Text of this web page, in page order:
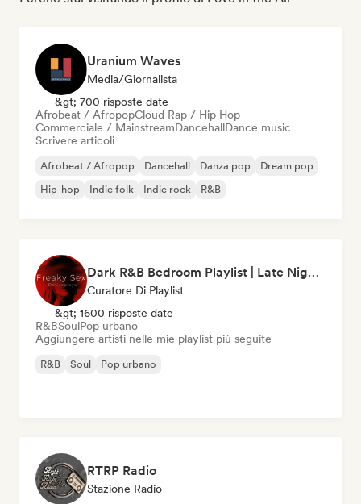
Uranium Waves
Media/Giornalista
&gt; 700 risposte date
Afrobeat / AfropopCloud Rap / Hip Hop
Commerciale / MainstreamDancehallDance music
Scrivere articoli
Afrobeat / Afropop Dancehall Danza pop
Dream pop
Hip-hop
Indie folk Indie rock R&B
Dark R&B Bedroom Playlist | Late Night Sex Songs
Curatore Di Playlist
&gt; 1600 risposte date
R&BSoulPop urbano
Aggiungere artisti nelle mie playlist più seguite
R&B Soul Pop urbano
RTRP Radio
Stazione Radio